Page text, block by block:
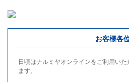
お客様各
日頃はナルミヤオンラインをご利用い
ます。